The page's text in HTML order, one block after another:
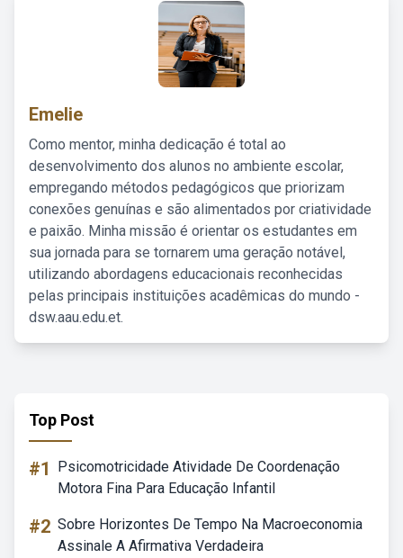
Emelie
Como mentor, minha dedicação é total ao
desenvolvimento dos alunos no ambiente escolar,
empregando métodos pedagógicos que priorizam
conexões genuínas e são alimentados por criatividade
e paixão. Minha missão é orientar os estudantes em
sua jornada para se tornarem uma geração notável,
utilizando abordagens educacionais reconhecidas
pelas principais instituições acadêmicas do mundo -
dsw.aau.edu.et.
Top Post
#1
Psicomotricidade Atividade De Coordenação
Motora Fina Para Educação Infantil
#2 Sobre Horizontes De Tempo Na Macroeconomia
Assinale A Afirmativa Verdadeira